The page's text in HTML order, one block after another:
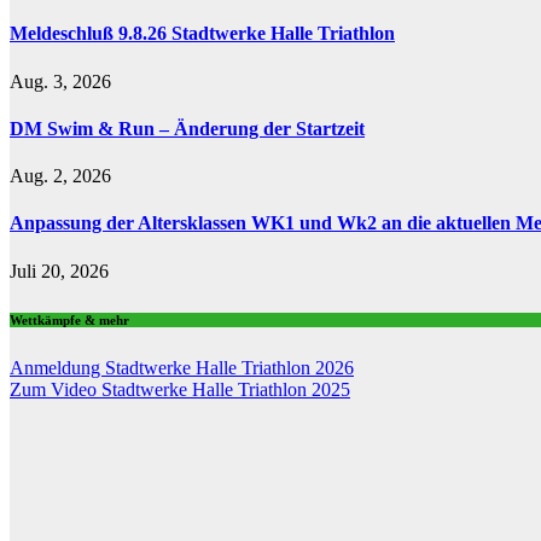
Meldeschluß 9.8.26 Stadtwerke Halle Triathlon
Aug. 3, 2026
DM Swim & Run – Änderung der Startzeit
Aug. 2, 2026
Anpassung der Altersklassen WK1 und Wk2 an die aktuellen
Juli 20, 2026
Wettkämpfe & mehr
Anmeldung Stadtwerke Halle Triathlon 2026
Zum Video Stadtwerke Halle Triathlon 2025